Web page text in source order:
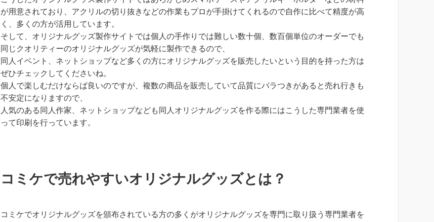
が用意されており、アクリルの切り抜きなどの作業もプロが手掛けてくれるので自作に比べて精度が高
く、多くの方が活用しています。
そして、オリジナルグッズ製作サイトでは個人の手作りでは難しい数十個、数百個単位のオーダーでも
同じクオリティーのオリジナルグッズが気軽に製作できるので、
同人イベント、ネットショップなど多くの方にオリジナルグッズを販売したいという目的を持った方は
ぜひチェックしてくださいね。
個人で楽しむだけならば良いのですが、複数の商品を販売していて品質にバラつきがあると売れ行きも
不安定になりますので、
人気のある同人作家、ネットショップなども同人オリジナルグッズを作る際にはこうした専門業者を使
って印刷を行っています。
コミケで売れやすいオリジナルグッズとは？
コミケでオリジナルグッズを頒布されている方の多くがオリジナルグッズを専門に取り扱う専門業者を